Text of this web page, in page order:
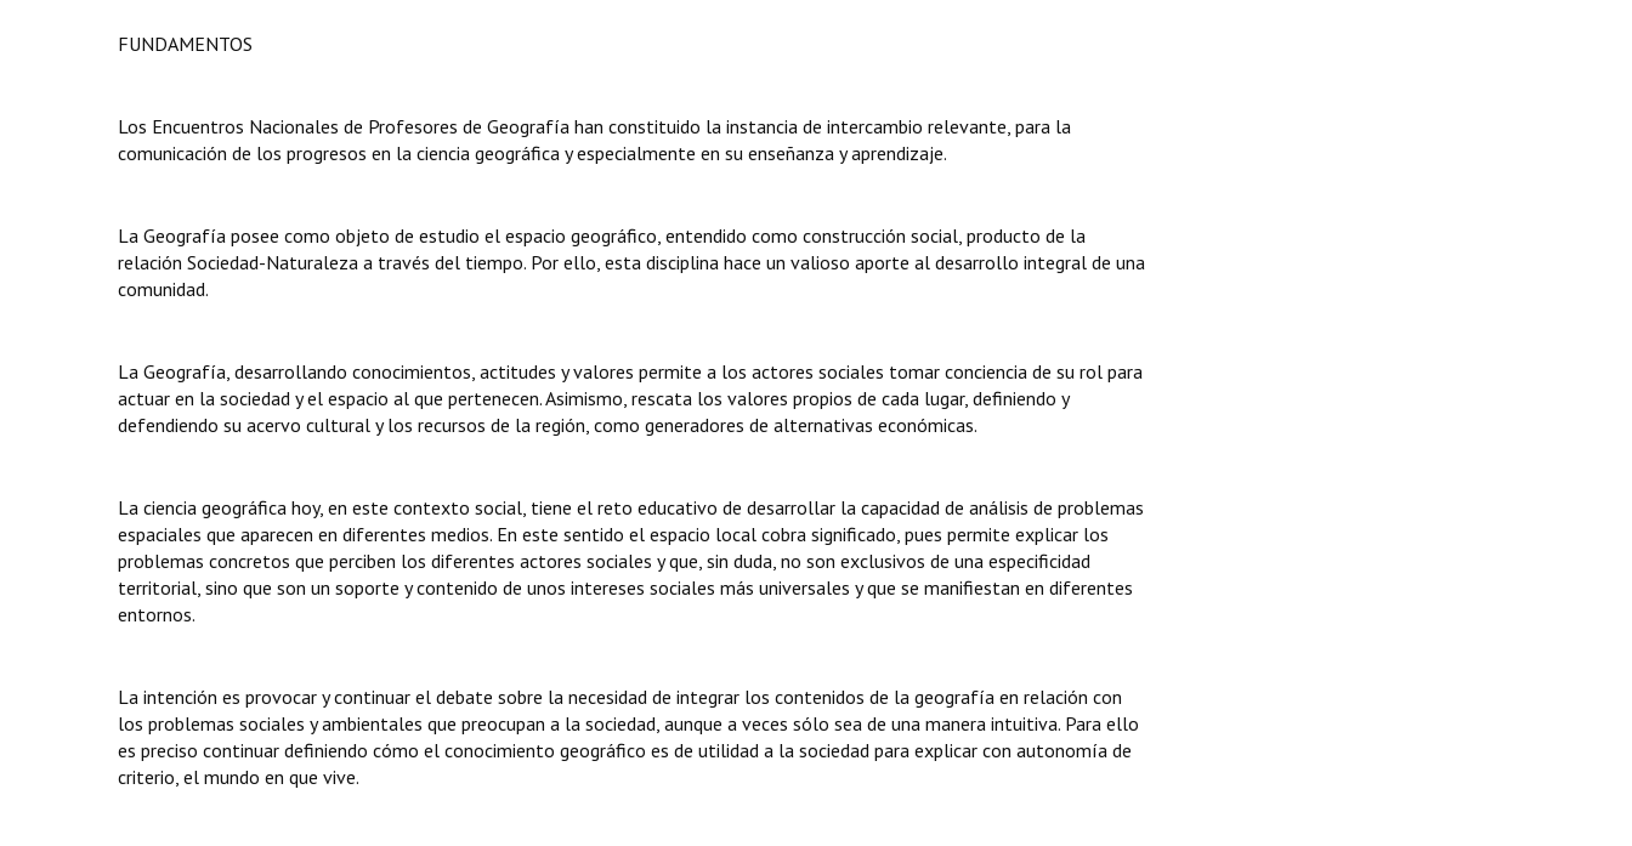
FUNDAMENTOS
Los Encuentros Nacionales de Profesores de Geografía han constituido la instancia de intercambio relevante, para la
comunicación de los progresos en la ciencia geográfica y especialmente en su enseñanza y aprendizaje.
La Geografía posee como objeto de estudio el espacio geográfico, entendido como construcción social, producto de la
relación Sociedad-Naturaleza a través del tiempo. Por ello, esta disciplina hace un valioso aporte al desarrollo integral de una
comunidad.
La Geografía, desarrollando conocimientos, actitudes y valores permite a los actores sociales tomar conciencia de su rol para
actuar en la sociedad y el espacio al que pertenecen. Asimismo, rescata los valores propios de cada lugar, definiendo y
defendiendo su acervo cultural y los recursos de la región, como generadores de alternativas económicas.
La ciencia geográfica hoy, en este contexto social, tiene el reto educativo de desarrollar la capacidad de análisis de problemas
espaciales que aparecen en diferentes medios. En este sentido el espacio local cobra significado, pues permite explicar los
problemas concretos que perciben los diferentes actores sociales y que, sin duda, no son exclusivos de una especificidad
territorial, sino que son un soporte y contenido de unos intereses sociales más universales y que se manifiestan en diferentes
entornos.
La intención es provocar y continuar el debate sobre la necesidad de integrar los contenidos de la geografía en relación con
los problemas sociales y ambientales que preocupan a la sociedad, aunque a veces sólo sea de una manera intuitiva. Para ello
es preciso continuar definiendo cómo el conocimiento geográfico es de utilidad a la sociedad para explicar con autonomía de
criterio, el mundo en que vive.